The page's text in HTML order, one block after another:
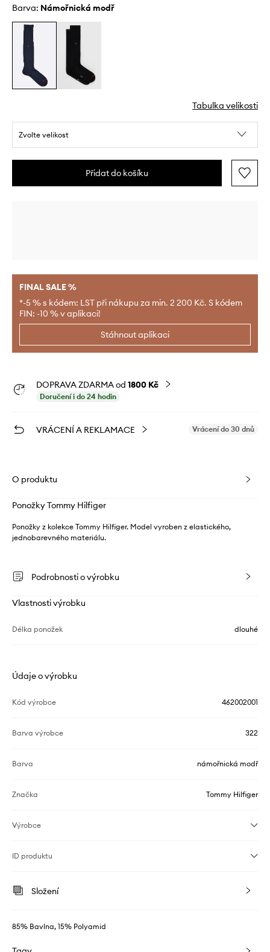
Barva: námořnická modř
Tabulka velikosti
Zvolte velikost
Přidat do košíku
FINAL SALE %
*-5 % s kódem: LST při nákupu za min. 2 200 Kč. S kódem
FIN: -10 % v aplikaci!
Stáhnout aplikaci
DOPRAVA ZDARMA od 1800 Kč
Doručení i do 24 hodin
VRÁCENÍ A REKLAMACE Vrácení do 30 dnů
O produktu
Ponožky Tommy Hilfiger
Ponožky z kolekce Tommy Hilfiger. Model vyroben z elastického,
jednobarevného materiálu.
Podrobnosti o výrobku
Vlastnosti výrobku
Délka ponožek dlouhé
Údaje o výrobku
Kód výrobce 462002001
Barva výrobce 322
Barva námořnická modř
Značka Tommy Hilfiger
Výrobce
ID produktu
Složení
85% Bavlna, 15% Polyamid